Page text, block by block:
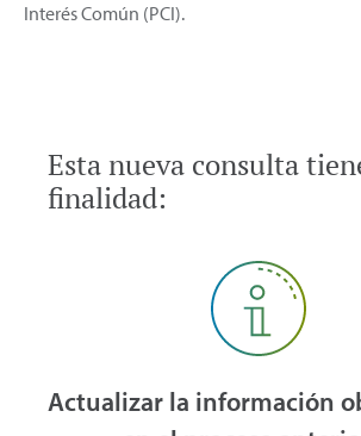
Interés Común (PCI).
Esta nueva consulta
finalidad:
Actualizar la información